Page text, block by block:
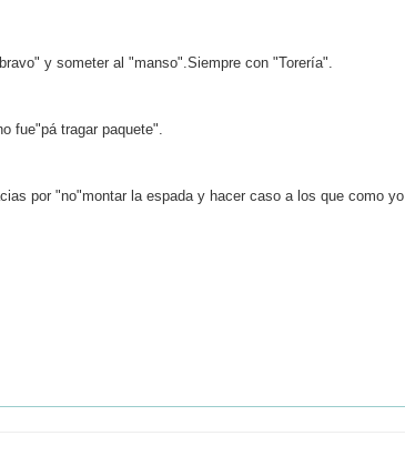
y someter al "manso".Siempre con "Torería".
fue"pá tragar paquete".
por "no"montar la espada y hacer caso a los que como yo